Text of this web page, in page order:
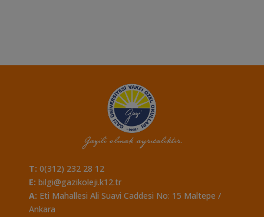
T: 0(312) 232 28 12
E: bilgi@gazikoleji.k12.tr
A: Eti Mahallesi Ali Suavi Caddesi No: 15 Maltepe /
Ankara